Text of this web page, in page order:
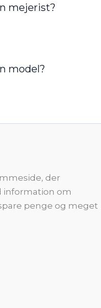
mejerist?
model?
der
information om
penge og meget